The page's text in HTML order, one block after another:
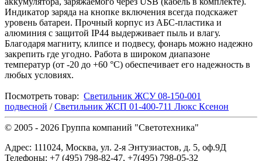
Индикатор заряда на кнопке включения всегда подскажет
уровень батареи. Прочный корпус из АБС-пластика и
алюминия с защитой IP44 выдерживает пыль и влагу.
Благодаря магниту, клипсе и подвесу, фонарь можно надежно
закрепить где угодно. Работа в широком диапазоне
температур (от -20 до +60 °C) обеспечивает его надежность в
любых условиях.
Посмотреть товар: Светильник ЖСУ 08-150-001
подвесной /Светильник ЖСП 01-400-711 Люкс Ксенон
© 2005 - 2026 Группа компаний "Светотехника"
Адрес: 111024, Москва, ул. 2-я Энтузиастов, д. 5, оф.9Д
Телефоны: +7 (495) 798-82-47, +7(495) 798-05-32